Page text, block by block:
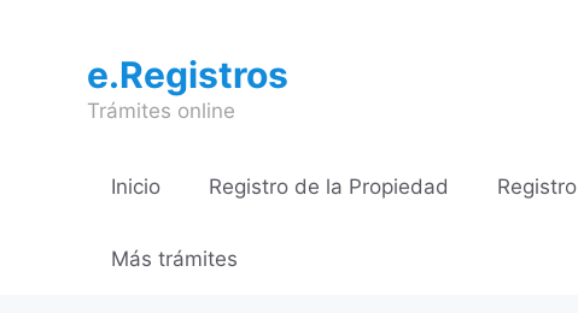
contenidoe.Registros
Trámites online
Inicio Registro de la Propiedad
Más trámites